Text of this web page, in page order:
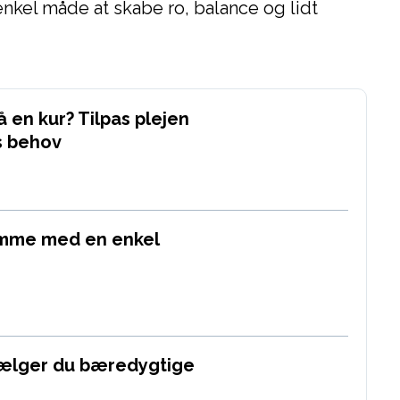
måde at skabe ro, balance og lidt
kur? Tilpas plejen
behov
med en enkel
du bæredygtige